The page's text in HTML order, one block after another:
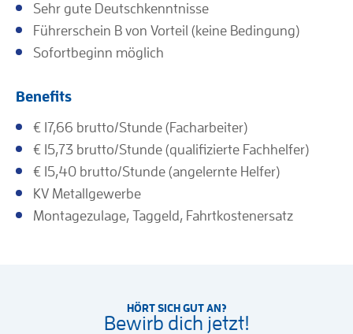
Sehr gute Deutschkenntnisse
Führerschein B von Vorteil (keine Bedingung)
Sofortbeginn möglich
Benefits
€ 17,66 brutto/Stunde (Facharbeiter)
€ 15,73 brutto/Stunde (qualifizierte Fachhelfer)
€ 15,40 brutto/Stunde (angelernte Helfer)
KV Metallgewerbe
Montagezulage, Taggeld, Fahrtkostenersatz
HÖRT SICH GUT AN?
Bewirb dich jetzt!